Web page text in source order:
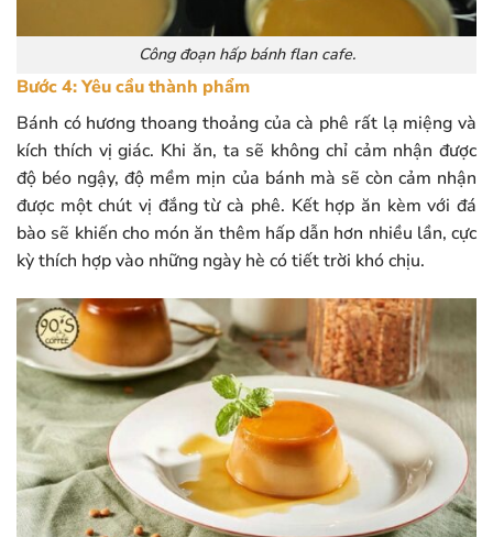
Công đoạn hấp bánh flan cafe.
Bước 4: Yêu cầu thành phẩm
Bánh có hương thoang thoảng của cà phê rất lạ miệng và
kích thích vị giác. Khi ăn, ta sẽ không chỉ cảm nhận được
độ béo ngậy, độ mềm mịn của bánh mà sẽ còn cảm nhận
được một chút vị đắng từ cà phê. Kết hợp ăn kèm với đá
bào sẽ khiến cho món ăn thêm hấp dẫn hơn nhiều lần, cực
kỳ thích hợp vào những ngày hè có tiết trời khó chịu.